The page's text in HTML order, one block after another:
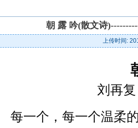
朝 露 吟(散文诗
上传时间:
刘再
每一个，每一个温柔